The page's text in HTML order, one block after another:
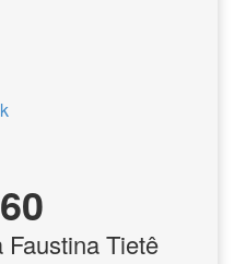
Faustina Tietê